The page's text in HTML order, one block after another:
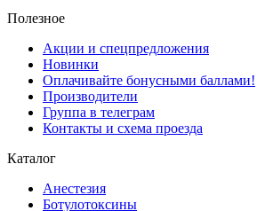
Полезное
Акции и спецпредложения
Новинки
Оплачивайте бонусными баллами!
Производители
Группа в телеграм
Контакты и схема проезда
Каталог
Анестезия
Ботулотоксины